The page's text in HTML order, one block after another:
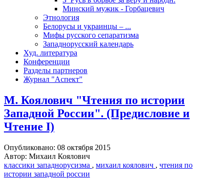
Минский мужик - Горбацевич
Этнология
Белорусы и украинцы – ...
Мифы русского сепаратизма
Западнорусский календарь
Худ. литература
Конференции
Разделы партнеров
Журнал "Аспект"
М. Коялович "Чтения по истории
Западной России". (Предисловие и
Чтение I)
Опубликовано: 08 октября 2015
Автор: Михаил Коялович
классики западнорусизма , михаил коялович , чтения по
истории западной россии